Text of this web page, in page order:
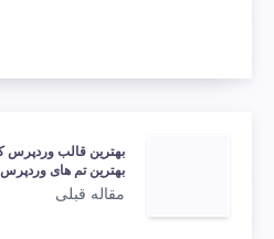
بهترین تم های وردپرس
مقاله قبلی